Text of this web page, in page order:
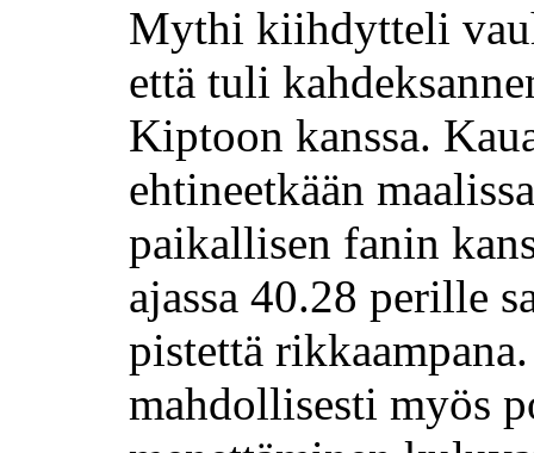
Mythi kiihdytteli
että tuli
Kiptoon kanssa.
ehtineetkään
paikallisen fanin
ajassa 40.28 perille
pistettä
mahdollisesti myös